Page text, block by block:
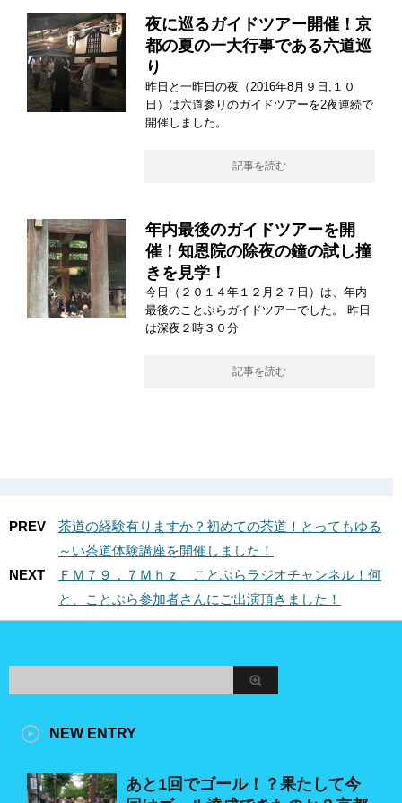
夜に巡るガイドツアー開催！京
都の夏の一大行事である六道巡
り
昨日と一昨日の夜（2016年8月９日,１０
日）は六道参りのガイドツアーを2夜連続で
開催しました。
記事を読む
年内最後のガイドツアーを開
催！知恩院の除夜の鐘の試し撞
きを見学！
今日（２０１４年１２月２７日）は、年内
最後のことぶらガイドツアーでした。 昨日
は深夜２時３０分
記事を読む
PREV
茶道の経験有りますか？初めての茶道！とってもゆる
～い茶道体験講座を開催しました！
NEXT
ＦＭ７９．７Ｍｈｚ ことぶらラジオチャンネル！何
と、ことぶら参加者さんにご出演頂きました！
NEW ENTRY
あと1回でゴール！？果たして今